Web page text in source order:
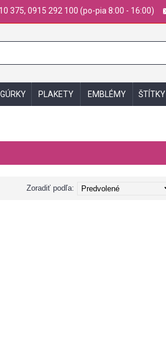
375, 0915 292 100 (po-pia 8:00 - 16:00)
PLAKETY EMBLÉMY ŠTÍTKY
Zoradiť podľa: